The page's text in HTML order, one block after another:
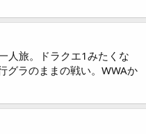
人旅。ドラクエ1みたくな
グラのままの戦い。WWAか